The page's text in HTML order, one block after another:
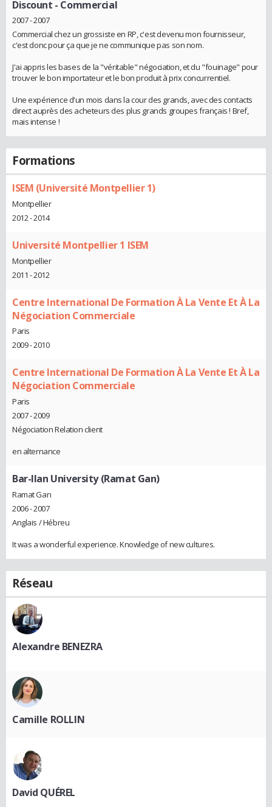
Discount - Commercial
2007 - 2007
Commercial chez un grossiste en RP, c'est devenu mon fournisseur,
c'est donc pour ça que je ne communique pas son nom.
J'ai appris les bases de la "véritable" négociation, et du "fouinage" pour
trouver le bon importateur et le bon produit à prix concurrentiel.
Une expérience d'un mois dans la cour des grands, avec des contacts
direct auprès des acheteurs des plus grands groupes français ! Bref,
mais intense !
Formations
ISEM (Université Montpellier 1)
Montpellier
2012 - 2014
Université Montpellier 1 ISEM
Montpellier
2011 - 2012
Centre International De Formation À La Vente Et À La
Négociation Commerciale
Paris
2009 - 2010
Centre International De Formation À La Vente Et À La
Négociation Commerciale
Paris
2007 - 2009
Négociation Relation client
en alternance
Bar-Ilan University (Ramat Gan)
Ramat Gan
2006 - 2007
Anglais / Hébreu
It was a wonderful experience. Knowledge of new cultures.
Réseau
Alexandre BENEZRA
Camille ROLLIN
David QUÉREL